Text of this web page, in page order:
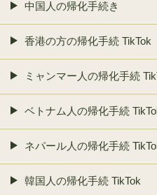
中国人の帰化手続き
香港の方の帰化手続 TikTok
ミャンマー人の帰化手続
ベトナム人の帰化手続
ネパール人の帰化手続
韓国人の帰化手続 TikTok